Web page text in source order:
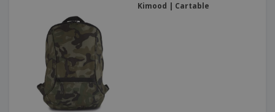
Kimood | Cartable